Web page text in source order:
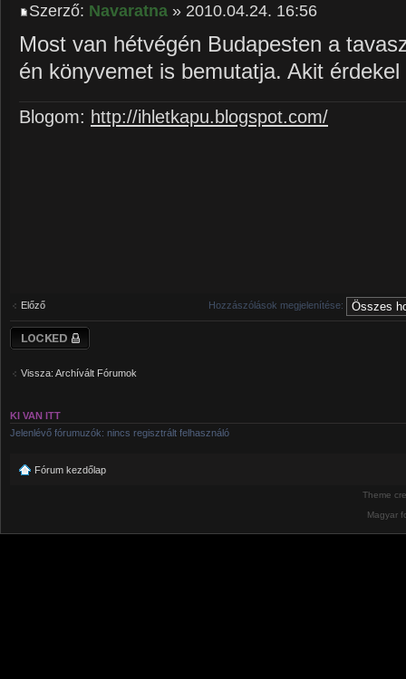
Szerző: Navaratna » 2010.04.24. 16:56
Most van hétvégén Budapesten a
én könyvemet is bemutatja. Akit
Blogom: http://ihletkapu.blogspot.com/
Előző Hozzászólások megjelenítése:
Téma lezárva
Vissza: Archívált Fórumok
KI VAN ITT
Jelenlévő fórumuzók: nincs regisztrált felhasználó
Fórum kezdőlap
Theme
Magyar